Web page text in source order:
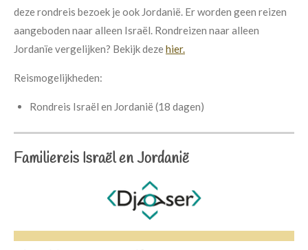
deze rondreis bezoek je ook Jordanië. Er worden geen reizen
aangeboden naar alleen Israël. Rondreizen naar alleen
Jordanïe vergelijken? Bekijk dezehier.
Reismogelijkheden:
Rondreis Israël en Jordanië (18 dagen)
Familiereis Israël en Jordanië